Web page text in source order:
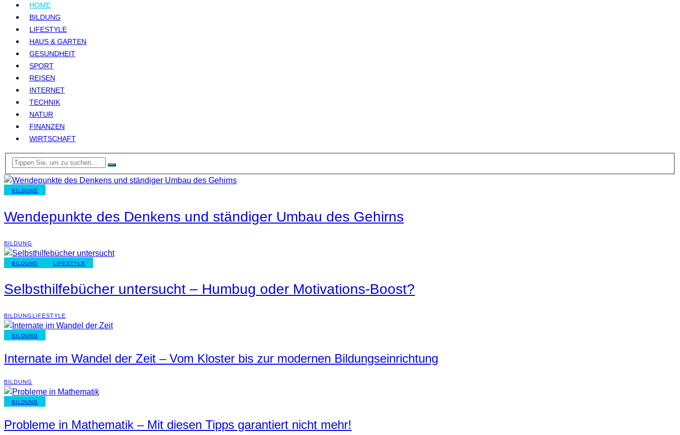
HOME
BILDUNG
LIFESTYLE
HAUS & GARTEN
GESUNDHEIT
SPORT
REISEN
INTERNET
TECHNIK
NATUR
FINANZEN
WIRTSCHAFT
BILDUNG
Wendepunkte des Denkens und ständiger Umbau des Gehirns
BILDUNG
BILDUNG LIFESTYLE
Selbsthilfebücher untersucht – Humbug oder Motivations-Boost?
BILDUNG LIFESTYLE
BILDUNG
Internate im Wandel der Zeit – Vom Kloster bis zur modernen Bildungseinrichtung
BILDUNG
BILDUNG
Probleme in Mathematik – Mit diesen Tipps garantiert nicht mehr!